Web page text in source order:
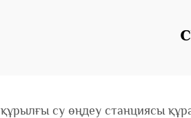
құрылғы су өңдеу станциясы